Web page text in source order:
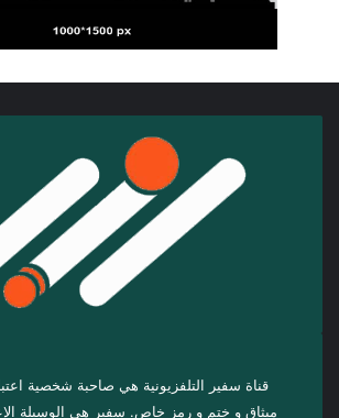
قناة سفير التلفزيونية هي صاحبة شخصية
ميثاق و ختم و رمز خاص. سفیر هي الوسيلة